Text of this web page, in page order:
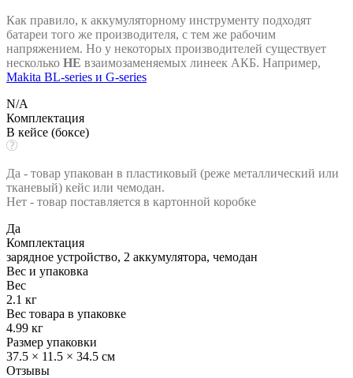
Как правило, к аккумуляторному инструменту подходят
батареи того же производителя, с тем же рабочим
напряжением. Но у некоторых производителей существует
несколько НЕ взаимозаменяемых линеек АКБ. Например,
Makita BL-series и G-series
N/A
Комплектация
В кейсе (боксе)
Да - товар упакован в пластиковый (реже металлический или
тканевый) кейс или чемодан.
Нет - товар поставляется в картонной коробке
Да
Комплектация
зарядное устройство, 2 аккумулятора, чемодан
Вес и упаковка
Вес
2.1 кг
Вес товара в упаковке
4.99 кг
Размер упаковки
37.5 × 11.5 × 34.5 см
Отзывы